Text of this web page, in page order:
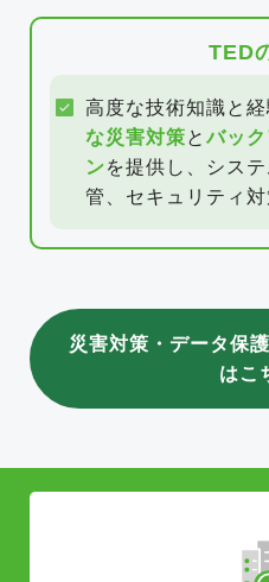
TED
高度な技術知識と経
な災害対策と バッ
ンを提供し、シス
管、セキュリティ
災害対策・データ保
はこ